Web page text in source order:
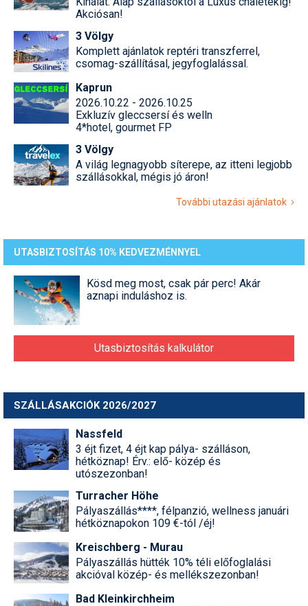
Akciósan!
3 Völgy
Komplett ajánlatok reptéri transzferrel,
csomag-szállításal, jegyfoglalással.
Kaprun
2026.10.22 - 2026.10.25
Exkluzív gleccsersí és welln
4*hotel, gourmet FP
3 Völgy
A világ legnagyobb síterepe, az itteni legjobb
szállásokkal, mégis jó áron!
További utazási ajánlatok
UTASBIZTOSÍTÁS 10% KEDVEZMÉNNYEL
Kösd meg most, csak pár perc! Akár
aznapi induláshoz is.
Utasbiztosítás kalkulátor
SZÁLLÁSAKCIÓK 2026/2027
Nassfeld
3 éjt fizet, 4 éjt kap pálya- szálláson,
hétköznap! Érv.: elő- közép és
utószezonban!
Turracher Höhe
Pályaszállás****, félpanzió, wellness januári
hétköznapokon 109 €-tól /éj!
Kreischberg - Murau
Pályaszállás hütték 10% téli előfoglalási
akcióval közép- és mellékszezonban!
Bad Kleinkirchheim